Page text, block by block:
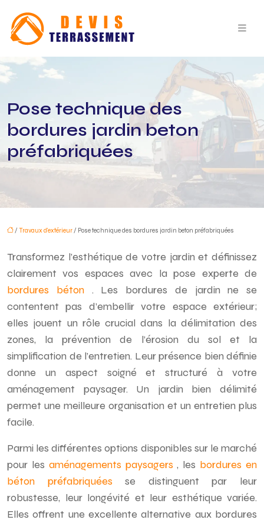
Pose technique des
bordures jardin beton
préfabriquées
/ Travaux d'extérieur/ Pose technique des bordures jardin beton préfabriquées
Transformez l’esthétique de votre jardin et définissez
clairement vos espaces avec la pose experte de
bordures béton . Les bordures de jardin ne se
contentent pas d’embellir votre espace extérieur;
elles jouent un rôle crucial dans la délimitation des
zones, la prévention de l’érosion du sol et la
simplification de l’entretien. Leur présence bien définie
donne un aspect soigné et structuré à votre
aménagement paysager. Un jardin bien délimité
permet une meilleure organisation et un entretien plus
facile.
Parmi les différentes options disponibles sur le marché
pour les aménagements paysagers, les bordures en
béton préfabriquéesse distinguent par leur
robustesse, leur longévité et leur esthétique variée.
Elles offrent une excellente alternative aux bordures